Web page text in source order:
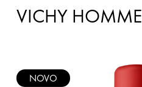
VICHY HOMME
NOVO